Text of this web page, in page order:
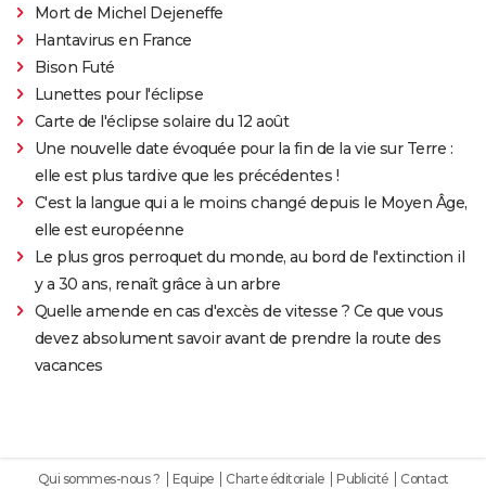
Mort de Michel Dejeneffe
Hantavirus en France
Bison Futé
Lunettes pour l'éclipse
Carte de l'éclipse solaire du 12 août
Une nouvelle date évoquée pour la fin de la vie sur Terre :
elle est plus tardive que les précédentes !
C'est la langue qui a le moins changé depuis le Moyen Âge,
elle est européenne
Le plus gros perroquet du monde, au bord de l'extinction il
y a 30 ans, renaît grâce à un arbre
Quelle amende en cas d'excès de vitesse ? Ce que vous
devez absolument savoir avant de prendre la route des
vacances
Qui sommes-nous ? Equipe Charte éditoriale Publicité Contact